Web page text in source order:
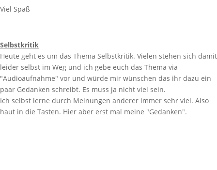
Viel Spaß
Selbstkritik
Heute geht es um das Thema Selbstkritik. Vielen stehen sich damit
leider selbst im Weg und ich gebe euch das Thema via
"Audioaufnahme" vor und würde mir wünschen das ihr dazu ein
paar Gedanken schreibt. Es muss ja nicht viel sein.
Ich selbst lerne durch Meinungen anderer immer sehr viel. Also
haut in die Tasten. Hier aber erst mal meine "Gedanken".